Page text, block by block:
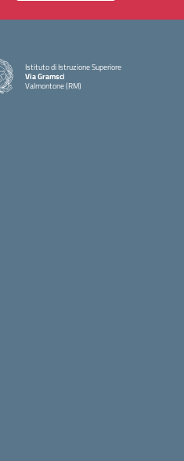
Istituto di Istruzione Superiore
Via Gramsci
Valmontone (RM)